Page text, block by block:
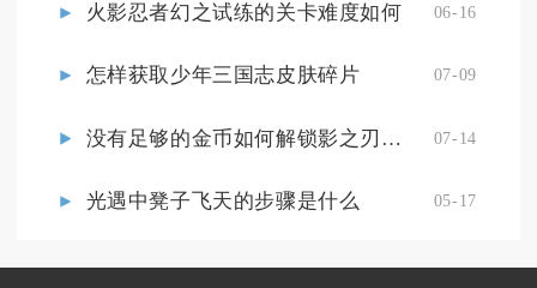
火影忍者幻之试练的关卡难度如何 06-16
怎样获取少年三国志皮肤碎片 07-09
没有足够的金币如何解锁影之刃3的魔宝道具 07-14
光遇中凳子飞天的步骤是什么 05-17